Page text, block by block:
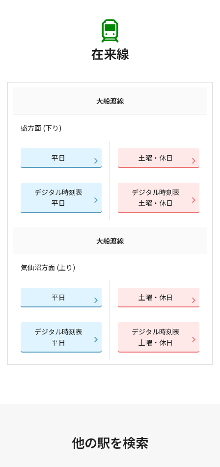
在来線
大船渡線
盛方面 (下り)
平日 土曜・休日
デジタル時刻表
平日
デジタル時刻表
土曜・休日
大船渡線
気仙沼方面 (上り)
平日 土曜・休日
デジタル時刻表
平日
デジタル時刻表
土曜・休日
他の駅を検索